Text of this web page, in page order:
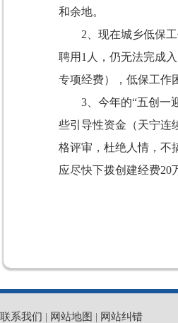
和余地。
2 、现在城乡低保
聘用 1 人，仍无法完成
专项经费），低保工作
3 、今年的“五创
些引导性资金（天宁连
格评审，杜绝人情，不
应尽快下拨创建经费20
联系我们 | 网站地图 | 网站纠错